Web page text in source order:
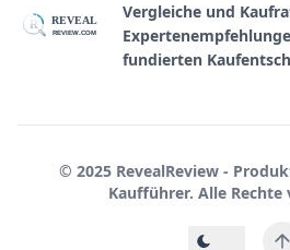
R REVEAL
REVIEW.COM
Vergleiche und
fundierten
© 2025 RevealReview -
Kaufführer. Alle Rechte